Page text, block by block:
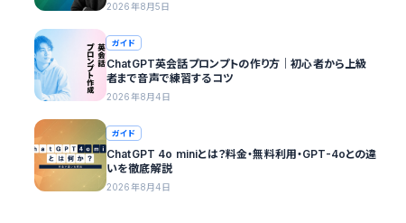
2026年8月5日
ガイド
ChatGPT英会話プロンプトの作り方｜初心者から上級
者まで音声で練習するコツ
2026年8月4日
ガイド
ChatGPT 4o miniとは？料金・無料利用・GPT-4oとの違
いを徹底解説
2026年8月4日